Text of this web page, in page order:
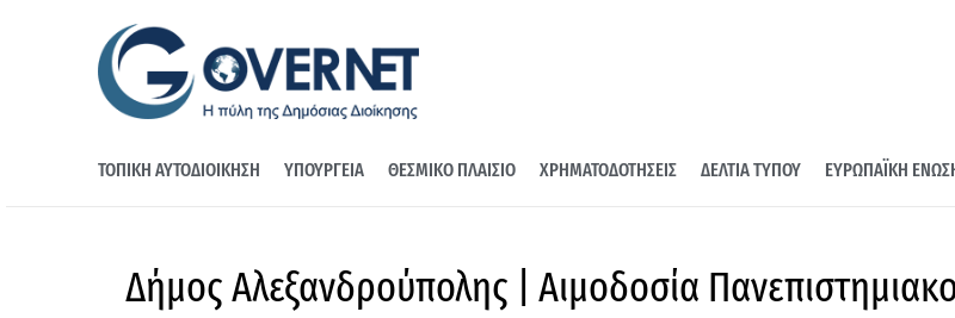
ΤΟΠΙΚΗ ΑΥΤΟΔΙΟΙΚΗΣΗ ΥΠΟΥΡΓΕΙΑ ΘΕΣΜΙΚΟ ΠΛΑΙΣΙΟ ΧΡΗΜΑΤΟΔΟΤΗΣΕΙΣ ΔΕΛΤΙΑ ΤΥΠΟΥ ΕΥΡΩΠΑΪΚΗ
Δήμος Αλεξανδρούπολης | Αιμοδοσία